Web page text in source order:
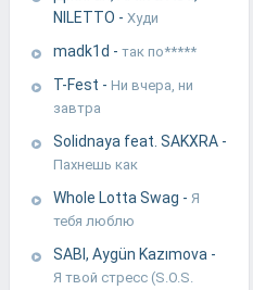
NILETTO - Худи
madk1d - так по*****
T-Fest - Ни вчера, ни
завтра
Solidnaya feat. SAKXRA -
Пахнешь как
Whole Lotta Swag - Я
тебя люблю
SABI, Aygün Kazımova -
Я твой стресс (S.O.S.